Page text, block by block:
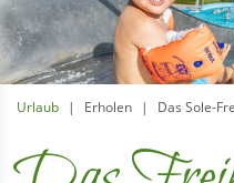
Urlaub Erholen Das Sole-